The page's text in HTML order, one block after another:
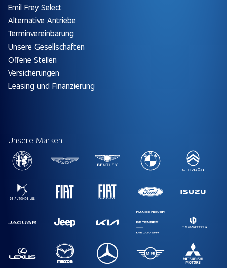
Emil Frey Select
Alternative Antriebe
Terminvereinbarung
Unsere Gesellschaften
Offene Stellen
Versicherungen
Leasing und Finanzierung
Unsere Marken